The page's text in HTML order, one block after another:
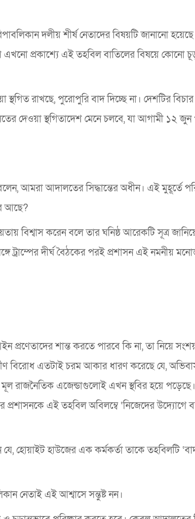
দলীয় শীর্ষ নেতাদের বিষয়টি জানানো
এখনো প্রকাশ্যে এই তহবিল বাতিলের বিষয়ে কোনো
স্থগিত রাখছে, পুরোপুরি বাদ দিচ্ছে না। দেশটির বিচার
দেওয়া স্থগিতাদেশ মেনে চলবে, যা আগামী ১২ জুন
আমরা আদালতের সিদ্ধান্তের অধীন। এই মুহূর্তে
আছে?
বিশ্বাস করেন বলে তার ঘনিষ্ঠ আরেকটি সূত্র
ট্রাম্পের দীর্ঘ বৈঠকের পরই প্রশাসন এই নমনীয়
প্রণেতাদের শান্ত করতে পারবে কি না, তা নিয়ে
বিরোধ এতটাই চরম আকার ধারণ করেছে যে,
রাজনৈতিক এজেন্ডাগুলোই এখন স্থবির হয়ে পড়েছে।
এই তহবিল অবিলম্বে ‘নিজেদের উদ্যোগে
যে, হোয়াইট হাউজের এক কর্মকর্তা তাকে তহবিলটি
নেতাই এই আশ্বাসে সন্তুষ্ট নন।